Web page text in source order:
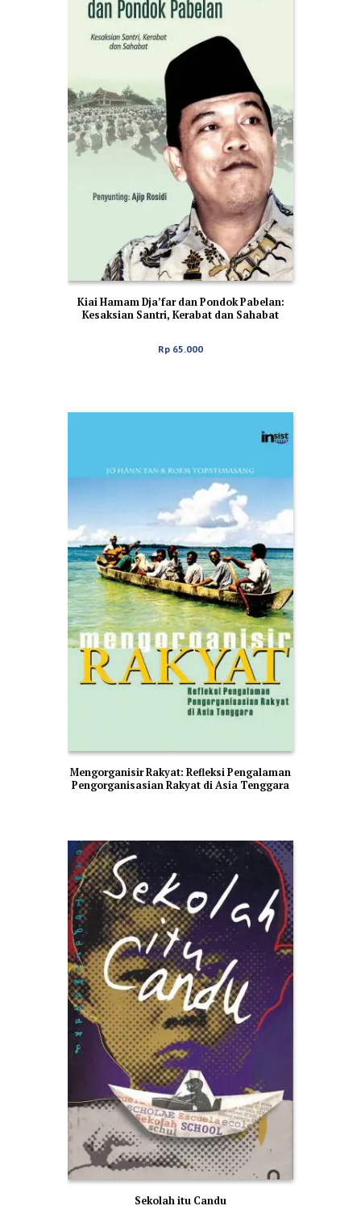
Kiai Hamam Dja’far dan Pondok Pabelan:
Kesaksian Santri, Kerabat dan Sahabat
Rp 65.000
Mengorganisir Rakyat: Refleksi Pengalaman
Pengorganisasian Rakyat di Asia Tenggara
Sekolah itu Candu